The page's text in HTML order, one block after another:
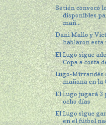
Setién convocó
disponibles
mañ...
Dani Mallo y
hablaron esta
El Lugo sigue
Copa a costa
Lugo-Mirrandés
mañana en la
El Lugo jugará 3
ocho días
El Lugo sigue
en el fútbol